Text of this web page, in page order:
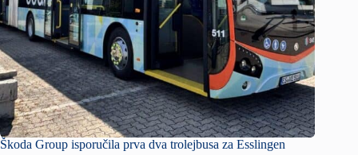
Škoda Group isporučila prva dva trolejbusa za Esslingen